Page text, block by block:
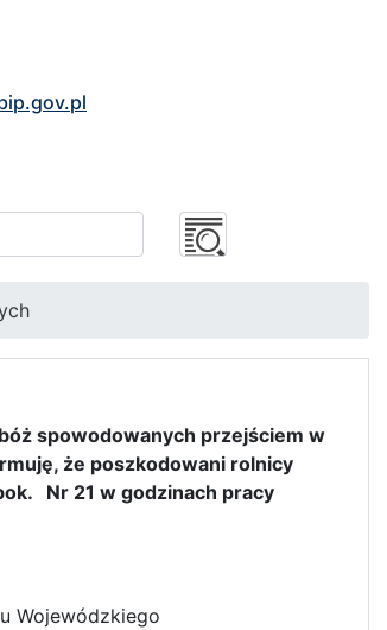
spowodowanych przejściem w
że poszkodowani rolnicy
Nr 21 w godzinach pracy
Wojewódzkiego